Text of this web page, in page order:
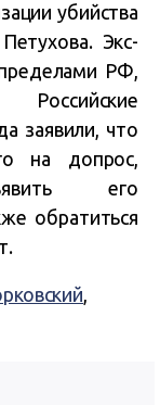
убийства
Экс-
РФ,
заявили, что
на допрос,
его
обратиться
,